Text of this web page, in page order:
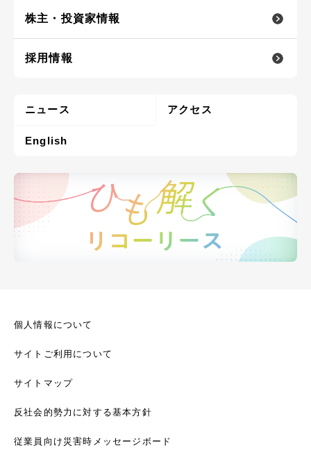
株主・投資家情報
採用情報
ニュース アクセス
English
個人情報について
サイトご利用について
サイトマップ
反社会的勢力に対する基本方針
従業員向け災害時メッセージボード